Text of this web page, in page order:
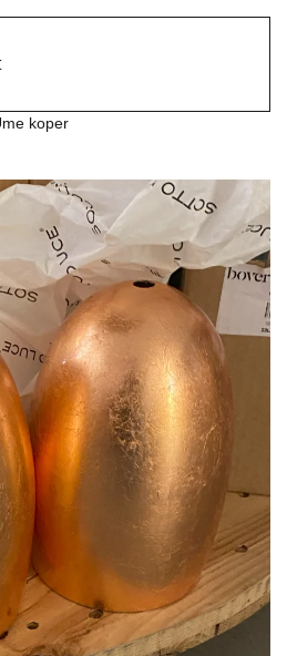
koper
vergroten